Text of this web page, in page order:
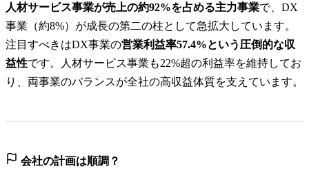
人材サービス事業が売上の約92%を占める主力事業で、DX
事業（約8%）が成長の第二の柱として急拡大しています。
注目すべきはDX事業の営業利益率57.4%という圧倒的な収
益性です。人材サービス事業も22%超の利益率を維持してお
り、両事業のバランスが全社の高収益体質を支えています。
会社の計画は順調？